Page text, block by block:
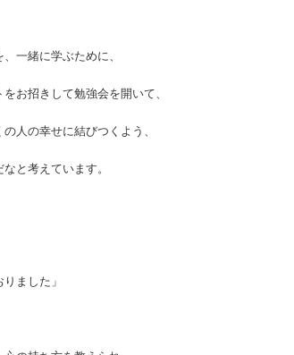
一緒に学ぶために、
お招きして勉強会を開いて、
人の幸せに結びつくよう、
と考えています。
ました」